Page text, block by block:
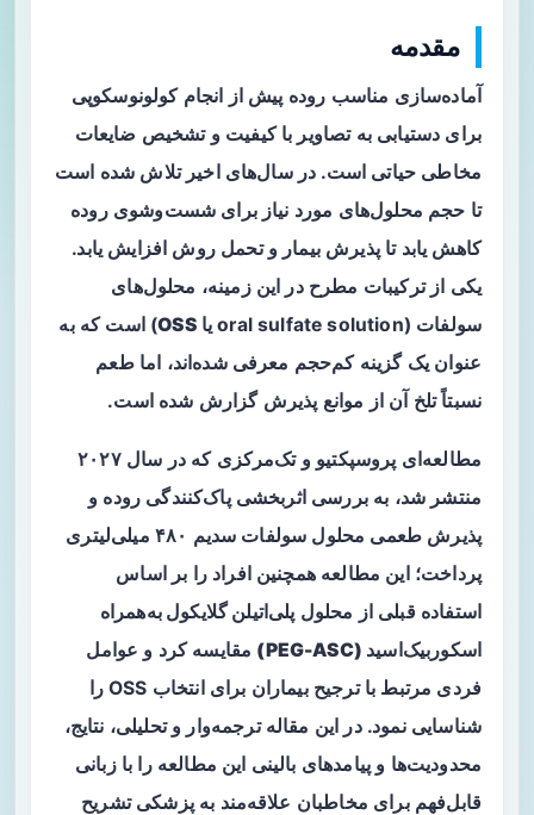
مقدمه
آماده‌سازی مناسب روده پیش از انجامکولونوسکوپی
برای دستیابی به تصاویر با کیفیت و تشخیص ضایعات
مخاطی حیاتی است. در سال‌های اخیر تلاش شده است
تا حجم محلول‌های مورد نیاز برای شست‌وشوی روده
کاهش یابد تا پذیرش بیمار و تحمل روش افزایش یابد.
یکی از ترکیبات مطرح در این زمینه، محلول‌های
سولفات (oral sulfate solution یا OSS) است که به
عنوان یک گزینه کم‌حجم معرفی شده‌اند، اما طعم
نسبتاً تلخ آن از موانع پذیرش گزارش شده است.
مطالعه‌ای پروسپکتیو و تک‌مرکزی که در سال ۲۰۲۷
منتشر شد، به بررسی اثربخشی پاک‌کنندگی روده و
پذیرش طعمی محلول سولفات سدیم ۴۸۰ میلی‌لیتری
پرداخت؛ این مطالعه همچنین افراد را بر اساس
استفاده قبلی از محلول پلی‌اتیلن گلایکول به‌همراه
اسکوربیک‌اسید (PEG-ASC)
مقایسه کرد و عوامل
فردی مرتبط با ترجیح بیماران برای انتخاب OSS را
شناسایی نمود. در این مقاله ترجمه‌وار و تحلیلی، نتایج،
محدودیت‌ها و پیامدهای بالینی این مطالعه را با زبانی
قابل‌فهم برای مخاطبان علاقه‌مند به پزشکی تشریح